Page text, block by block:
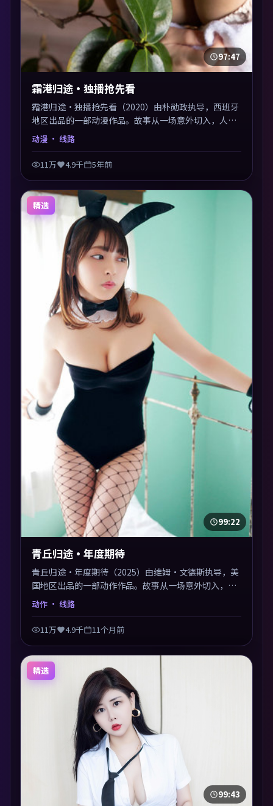
97:47
霜港归途·独播抢先看
霜港归途·独播抢先看（2020）由朴勋政执导，西班牙
地区出品的一部动漫作品。故事从一场意外切入，人物
在道德与生存之间反复摇摆，叙事层层推进，情绪克制
而有力。主演阵容以生活化表演见长，对手戏火花四
溅。
动漫 · 线路
11万 4.9千 5年前
精选
99:22
青丘归途·年度期待
青丘归途·年度期待（2025）由维姆·文德斯执导，美
国地区出品的一部动作作品。故事从一场意外切入，人
物在道德与生存之间反复摇摆，叙事层层推进，情绪克
溅。
动作 · 线路
11万 4.9千 11个月前
精选
99:43